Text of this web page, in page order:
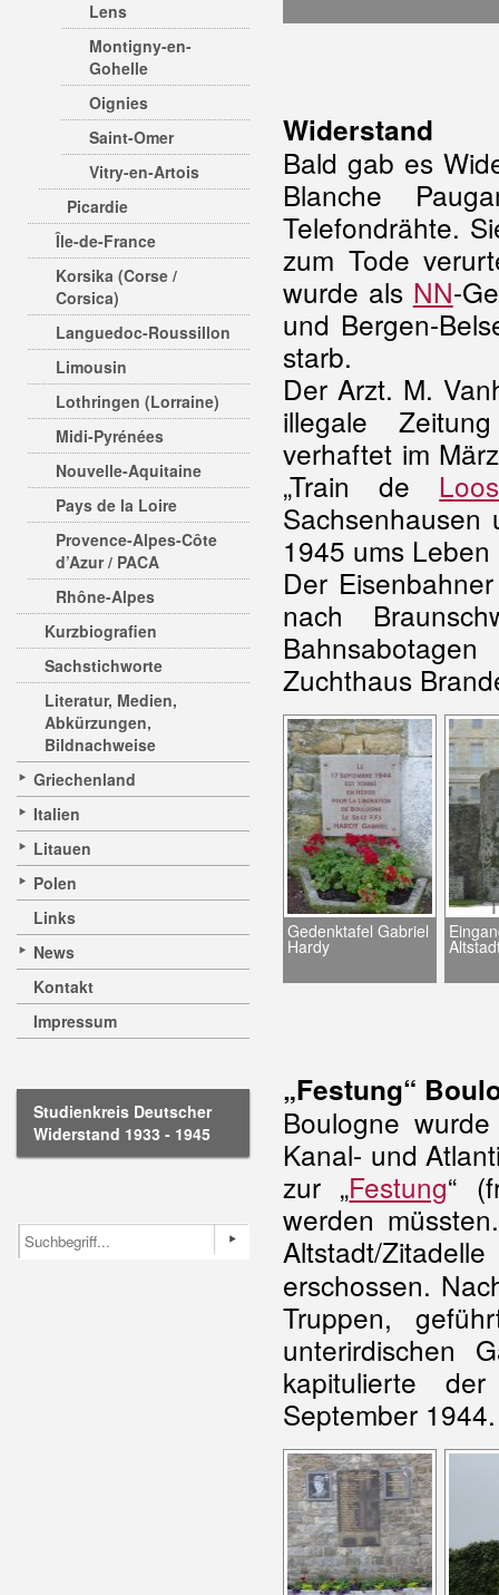
Lens
Montigny-en-
Gohelle
Oignies
Saint-Omer
Vitry-en-Artois
Picardie
Île-de-France
Korsika (Corse /
Corsica)
Languedoc-Roussillon
Limousin
Lothringen (Lorraine)
Midi-Pyrénées
Nouvelle-Aquitaine
Pays de la Loire
Provence-Alpes-Côte
d’Azur / PACA
Rhône-Alpes
Kurzbiografien
Sachstichworte
Literatur, Medien,
Abkürzungen,
Bildnachweise
Griechenland
Italien
Litauen
Polen
Links
News
Kontakt
Impressum
Studienkreis Deutscher
Widerstand 1933 - 1945
Widerstand
Bald gab es
Blanche
Telefondrähte.
zum Tode
wurde als NN-
und Bergen-
starb.
Der Arzt. M.
illegale
verhaftet im
„Train de Loos
1945 ums Leben
Der
nach
Zuchthaus
Gedenktafel Gabriel
Hardy
„Festung“
Boulogne
Kanal- und
zur „Festung“
werden
Altstadt/
erschossen.
Truppen,
unterirdischen
kapitulierte
September 1944.